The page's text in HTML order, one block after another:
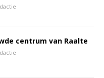
centrum van Raalte